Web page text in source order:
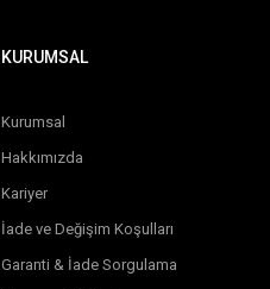
KURUMSAL
Kurumsal
Hakkımızda
Kariyer
İade ve Değişim Koşulları
Garanti & İade Sorgulama